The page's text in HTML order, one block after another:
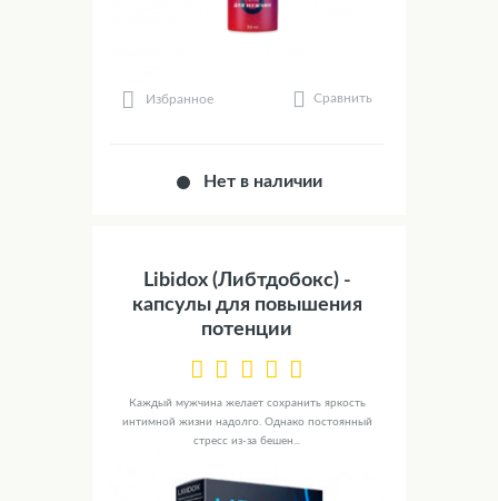
Избранное Сравнить
Нет в наличии
Libidox (Либтдобокс) -
капсулы для повышения
потенции
Каждый мужчина желает сохранить яркость
интимной жизни надолго. Однако постоянный
стресс из-за бешен...